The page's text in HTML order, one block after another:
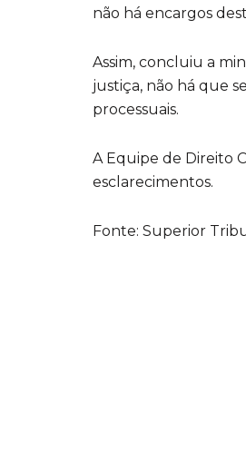
não há encargos
Assim, concluiu a
justiça, não há que
processuais.
A Equipe de Direito
esclarecimentos.
Fonte: Superior